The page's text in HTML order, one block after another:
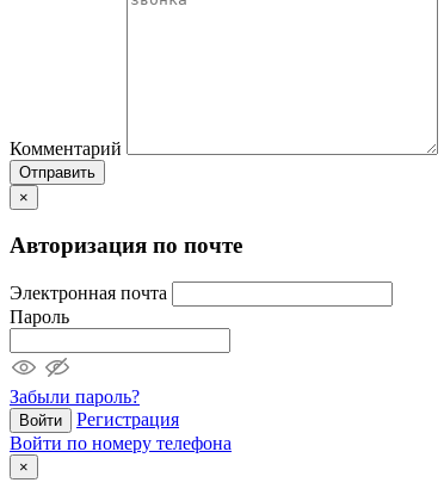
Комментарий
Отправить
×
Авторизация по почте
Электронная почта
Пароль
Забыли пароль?
Войти
Регистрация
Войти по номеру телефона
×